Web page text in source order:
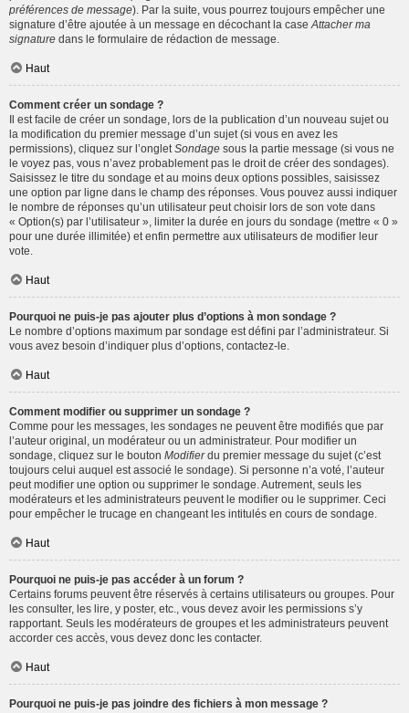
préférences de message). Par la suite, vous pourrez toujours empêcher une
signature d’être ajoutée à un message en décochant la case Attacher ma
signature dans le formulaire de rédaction de message.
Haut
Comment créer un sondage ?
Il est facile de créer un sondage, lors de la publication d’un nouveau sujet ou
la modification du premier message d’un sujet (si vous en avez les
permissions), cliquez sur l’onglet Sondage sous la partie message (si vous ne
le voyez pas, vous n’avez probablement pas le droit de créer des sondages).
Saisissez le titre du sondage et au moins deux options possibles, saisissez
une option par ligne dans le champ des réponses. Vous pouvez aussi indiquer
le nombre de réponses qu’un utilisateur peut choisir lors de son vote dans
« Option(s) par l’utilisateur », limiter la durée en jours du sondage (mettre « 0 »
pour une durée illimitée) et enfin permettre aux utilisateurs de modifier leur
vote.
Haut
Pourquoi ne puis-je pas ajouter plus d’options à mon sondage ?
Le nombre d’options maximum par sondage est défini par l’administrateur. Si
vous avez besoin d’indiquer plus d’options, contactez-le.
Haut
Comment modifier ou supprimer un sondage ?
Comme pour les messages, les sondages ne peuvent être modifiés que par
l’auteur original, un modérateur ou un administrateur. Pour modifier un
sondage, cliquez sur le bouton Modifierdu premier message du sujet (c’est
toujours celui auquel est associé le sondage). Si personne n’a voté, l’auteur
peut modifier une option ou supprimer le sondage. Autrement, seuls les
modérateurs et les administrateurs peuvent le modifier ou le supprimer. Ceci
pour empêcher le trucage en changeant les intitulés en cours de sondage.
Haut
Pourquoi ne puis-je pas accéder à un forum ?
Certains forums peuvent être réservés à certains utilisateurs ou groupes. Pour
les consulter, les lire, y poster, etc., vous devez avoir les permissions s’y
rapportant. Seuls les modérateurs de groupes et les administrateurs peuvent
accorder ces accès, vous devez donc les contacter.
Haut
Pourquoi ne puis-je pas joindre des fichiers à mon message ?